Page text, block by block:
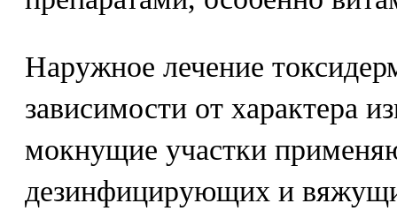
Наружное лечение
зависимости от характера
мокнущие участки
дезинфицирующих и